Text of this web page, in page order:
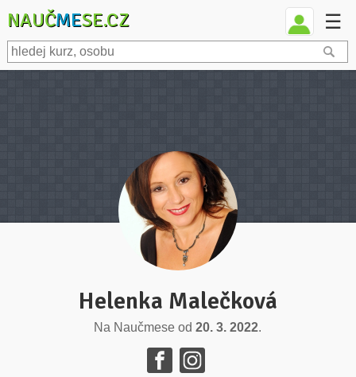
NAUČMESE.CZ ☰
Helenka Malečková
Na Naučmese od20. 3. 2022.